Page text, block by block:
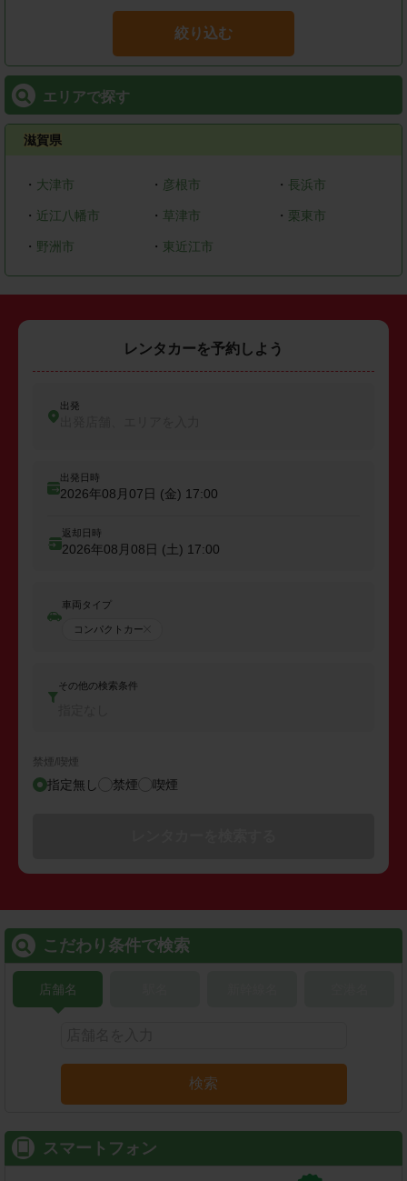
絞り込む
エリアで探す
滋賀県
・ 大津市 ・ 彦根市 ・ 長浜市
・ 近江八幡市 ・ 草津市 ・ 栗東市
・ 野洲市 ・ 東近江市
レンタカーを予約しよう
出発
出発日時
2026年08月07日 (金) 17:00
返却日時
2026年08月08日 (土) 17:00
車両タイプ
コンパクトカー
その他の検索条件
禁煙/喫煙
指定無し 禁煙 喫煙
こだわり条件で検索
店舗名
検索
スマートフォン